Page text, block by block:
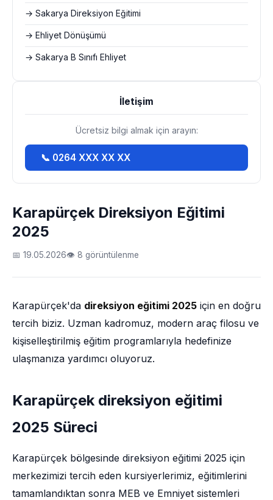
Karapürçek Direksiyon Eğitimi
2025
📅 19.05.2026👁 8 görüntülenme
Karapürçek'da direksiyon eğitimi 2025 için en doğru
tercih biziz. Uzman kadromuz, modern araç filosu ve
kişiselleştirilmiş eğitim programlarıyla hedefinize
ulaşmanıza yardımcı oluyoruz.
Karapürçek direksiyon eğitimi
2025 Süreci
Karapürçek bölgesinde direksiyon eğitimi 2025 için
merkezimizi tercih eden kursiyerlerimiz, eğitimlerini
tamamlandıktan sonra MEB ve Emniyet sistemleri
→ Sakarya Direksiyon Eğitimi
→ Ehliyet Dönüşümü
→ Sakarya B Sınıfı Ehliyet
İletişim
Ücretsiz bilgi almak için arayın:
📞 0264 XXX XX XX